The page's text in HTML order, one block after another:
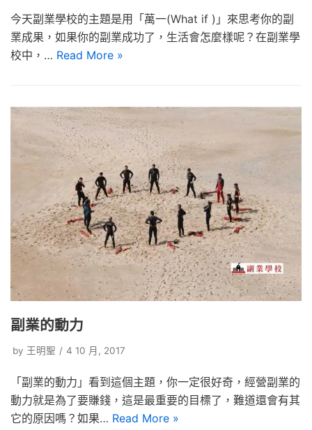
今天副業學校的主題是用「萬一(What if )」來思考你的副
業成果，如果你的副業成功了，生活會怎麼樣呢？在副業學
校中，… Read More »
副業的動力
by 王明聖 4 10 月, 2017
「副業的動力」看到這個主題，你一定很好奇，經營副業的
動力就是為了要賺錢，這是最重要的目標了，難道還會有其
它的原因嗎？如果… Read More »